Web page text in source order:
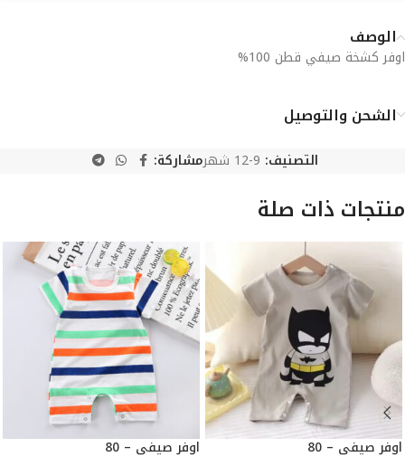
الوصف
اوفر كشخة صيفي قطن 100%
الشحن والتوصيل
التصنيف: 9-12 شهر مشاركة:
منتجات ذات صلة
اوفر صيفي – 80
اوفر صيفي – 80